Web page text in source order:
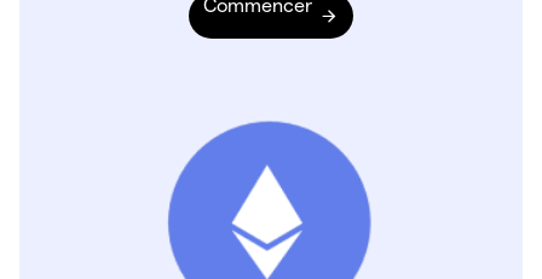
Commencer